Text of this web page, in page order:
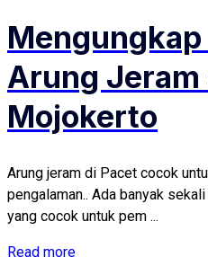
Arung Jeram
Mojokerto
Arung jeram di Pacet cocok
pengalaman.. Ada banyak
yang cocok untuk pem ...
Read more